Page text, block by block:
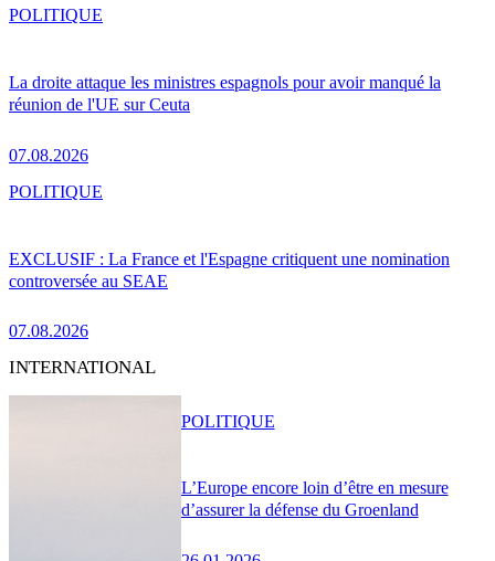
La droite attaque les ministres espagnols pour avoir manqué la
réunion de l'UE sur Ceuta
07.08.2026
POLITIQUE
EXCLUSIF : La France et l'Espagne critiquent une nomination
controversée au SEAE
07.08.2026
POLITIQUE
INTERNATIONAL
L’Europe encore loin d’être en mesure
d’assurer la défense du Groenland
POLITIQUE